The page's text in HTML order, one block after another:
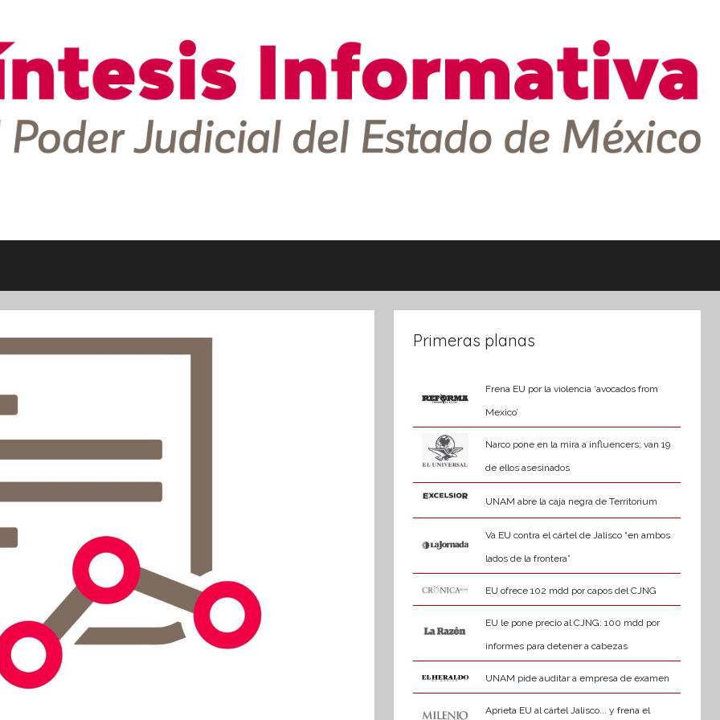
Primeras planas
Frena EU por la violencia ‘avocados from
Mexico’
Narco pone en la mira a influencers; van 19
de ellos asesinados
UNAM abre la caja negra de Territorium
Va EU contra el cártel de Jalisco “en ambos
lados de la frontera”
EU ofrece 102 mdd por capos del CJNG
EU le pone precio al CJNG: 100 mdd por
informes para detener a cabezas
UNAM pide auditar a empresa de examen
Aprieta EU al cártel Jalisco... y frena el